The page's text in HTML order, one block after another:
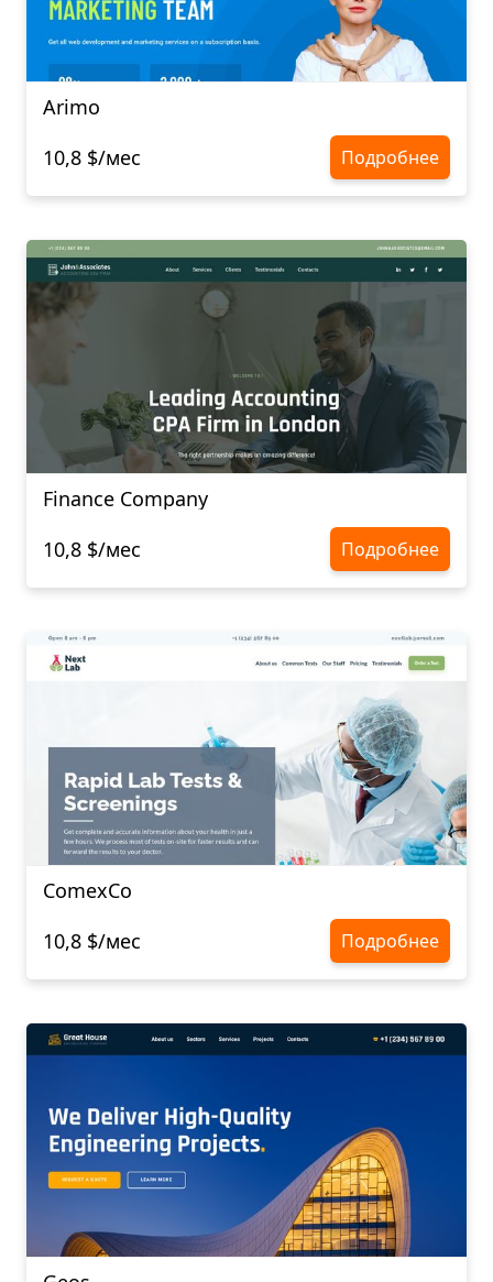
Arimo
10,8 $/мес
Подробнее
Finance Company
10,8 $/мес
Подробнее
ComexCo
10,8 $/мес
Подробнее